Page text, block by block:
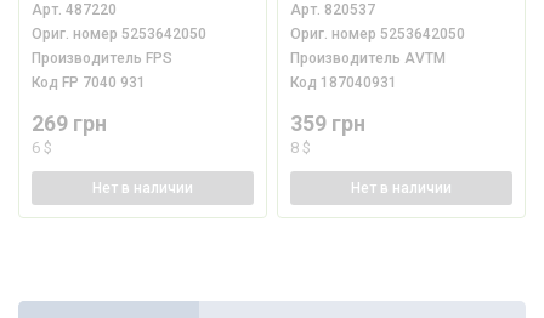
Арт.487220
Ориг. номер 5253642050
Производитель FPS
Код FP 7040 931
269 грн
6 $
Нет в наличии
Арт. 820537
Ориг. номер 5253642050
Производитель AVTM
Код 187040931
359 грн
8 $
Нет в наличии